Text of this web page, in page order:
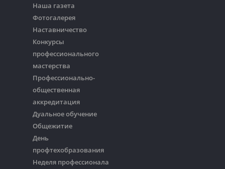
Наша газета
Фотогалерея
Наставничество
Конкурсы
профессионального
мастерства
Профессионально-
общественная
аккредитация
Дуальное обучение
Общежитие
День
профтехобразования
Неделя профессионала